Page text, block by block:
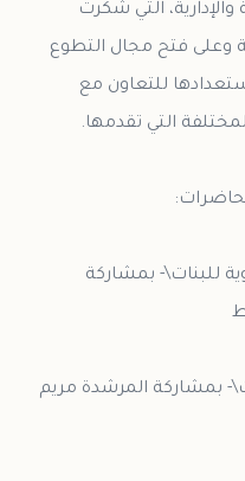
التي شكرت
وعلى فتح مجال التطوع
للتعاون مع
للبنات\- بمشاركة
بمشاركة المرشدة مريم